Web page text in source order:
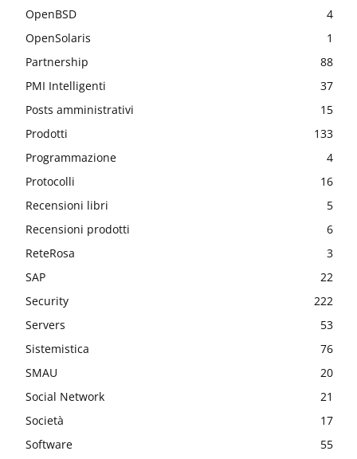
OpenBSD
4
OpenSolaris
1
Partnership
88
PMI Intelligenti
37
Posts amministrativi
15
Prodotti
133
Programmazione
4
Protocolli
16
Recensioni libri
5
Recensioni prodotti
6
ReteRosa
3
SAP
22
Security
222
Servers
53
Sistemistica
76
SMAU
20
Social Network
21
Società
17
Software
55